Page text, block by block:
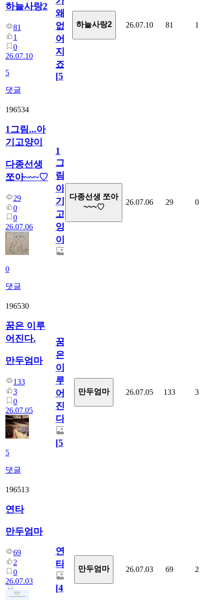
하늘사랑2
81
1
0
26.07.10
5
댓글
왜
없
어
지
죠.?
[5]
하늘사랑2 26.07.10 81 1
196534
1그림...아
기고양이
다종선생
쪼아~~~♡
29
0
0
26.07.06
0
댓글
1
그
림...
아
기
고
양
이
다종선생 쪼아
~~~♡
26.07.06 29 0
196530
꿈은 이루
어진다.
만두엄마
133
3
0
26.07.05
5
댓글
꿈
은
이
루
어
진
다.
[5]
만두엄마 26.07.05 133 3
196513
연타
만두엄마
69
2
0
26.07.03
연
타
[4]
만두엄마 26.07.03 69 2